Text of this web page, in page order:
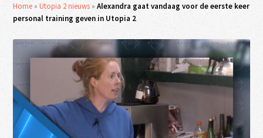
Home »Utopia 2 nieuws »Alexandra gaat vandaag voor de eerste keer
personal training geven in Utopia 2